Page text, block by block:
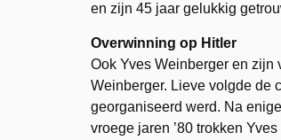
en zijn 45 jaar gelukkig
Overwinning op Hitler
Ook Yves Weinberger en zijn
Weinberger. Lieve volgde de
georganiseerd werd. Na
vroege jaren ’80 trokken